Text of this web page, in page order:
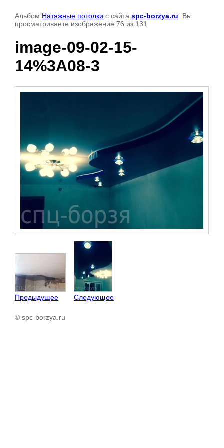
Альбом Натяжные потолки с сайта spc-borzya.ru . Вы
просматриваете изображение 76 из 131
image-09-02-15-
14%3A08-3
Предыдущее Следующее
© spc-borzya.ru